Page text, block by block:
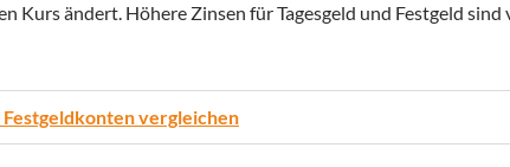
Kurs ändert. Höhere Zinsen für Tagesgeld und Festgeld sind
vergleichen